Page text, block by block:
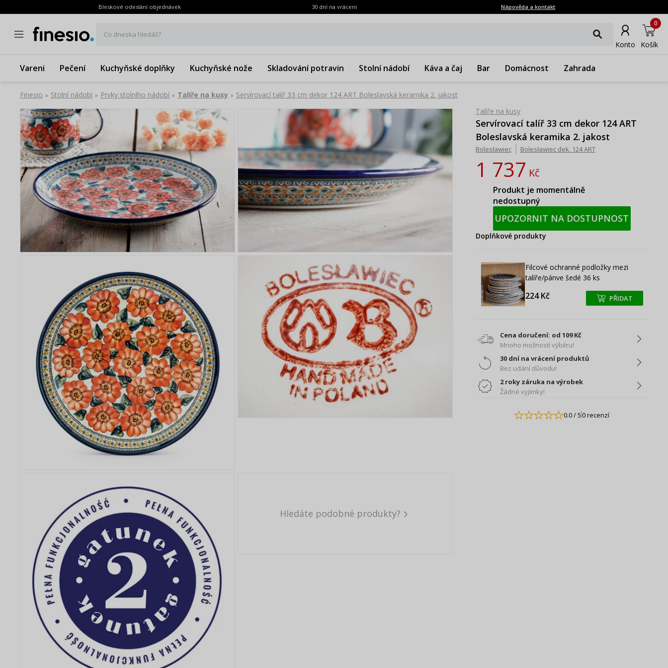
Bleskové odeslání objednávek 30 dní na vrácení Nápověda a kontakt
Co dneska hledáš?
Konto Košík
0
Vareni Pečení Kuchyňské doplňky Kuchyňské nože Skladování potravin Stolní nádobí Káva a čaj Bar Domácnost Zahrada
Finesio » Stolní nádobí » Prvky stolního nádobí » Talíře na kusy » Servírovací talíř 33 cm dekor 124 ART Boleslavská keramika 2. jakost
Hledáte podobné produkty?
Talíře na kusy
Servírovací talíř 33 cm dekor 124 ART
Boleslavská keramika 2. jakost
Bolesławiec Bolesławiec dek. 124 ART
1 737Kč
Produkt je momentálně
nedostupný
UPOZORNIT NA DOSTUPNOST
Doplňkové produkty
Filcové ochranné podložky mezi
talíře/pánve šedé 36 ks
224 Kč +
+ PŘIDAT
Cena doručení: od 109 Kč
Mnoho možností výběru!
30 dní na vrácení produktů
Bez udání důvodu!
2 roky záruka na výrobek
Žádné vyjímky!
0.0/ 50 recenzí